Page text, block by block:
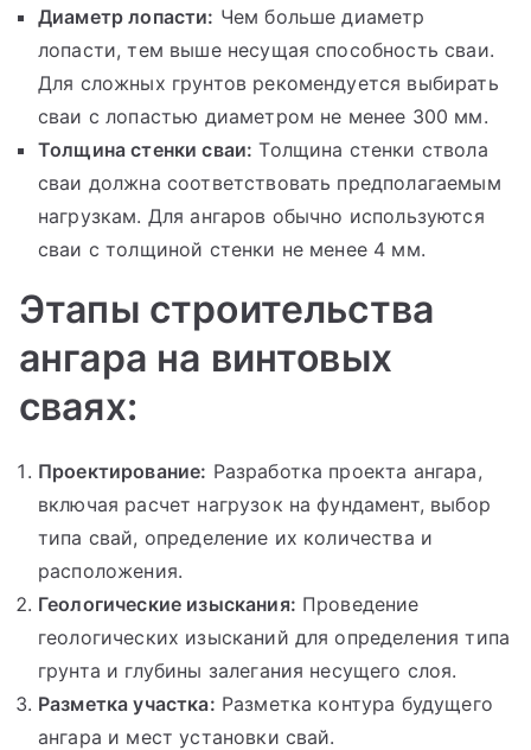
Диаметр лопасти: Чем больше диаметр
лопасти, тем выше несущая способность сваи.
Для сложных грунтов рекомендуется выбирать
сваи с лопастью диаметром не менее 300 мм.
Толщина стенки сваи: Толщина стенки ствола
сваи должна соответствовать предполагаемым
нагрузкам. Для ангаров обычно используются
сваи с толщиной стенки не менее 4 мм.
Этапы строительства
ангара на винтовых
сваях:
Проектирование: Разработка проекта ангара,
включая расчет нагрузок на фундамент, выбор
типа свай, определение их количества и
расположения.
Геологические изыскания: Проведение
геологических изысканий для определения типа
грунта и глубины залегания несущего слоя.
Разметка участка: Разметка контура будущего
ангара и мест установки свай.